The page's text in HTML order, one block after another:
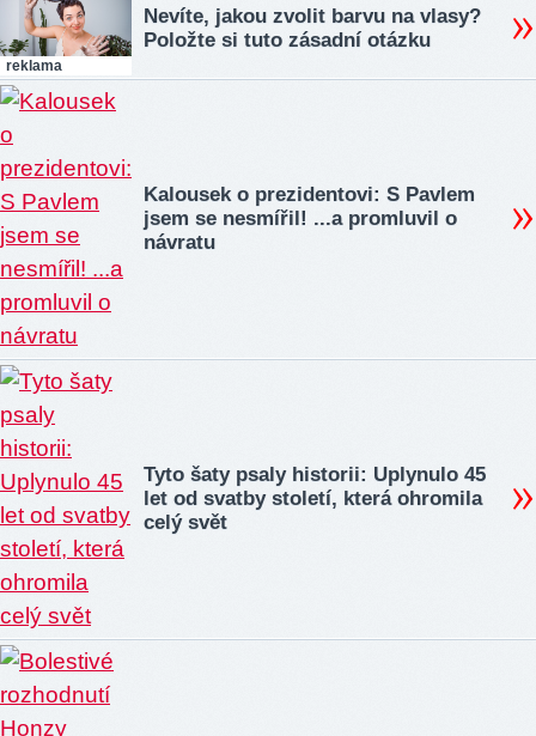
reklama
Nevíte, jakou zvolit barvu na vlasy?
Položte si tuto zásadní otázku
Kalousek o prezidentovi: S Pavlem
jsem se nesmířil! ...a promluvil o
návratu
Tyto šaty psaly historii: Uplynulo 45
let od svatby století, která ohromila
celý svět